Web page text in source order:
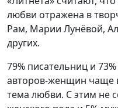
любви отражена в
Рам, Марии Лунёвой,
других.
79% писательниц и
авторов-женщин чаще
тема любви. С этим не